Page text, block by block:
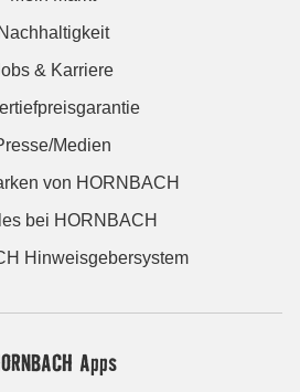
Nachhaltigkeit
& Karriere
Medien
von HORNBACH
bei HORNBACH
Hinweisgebersystem
Apps